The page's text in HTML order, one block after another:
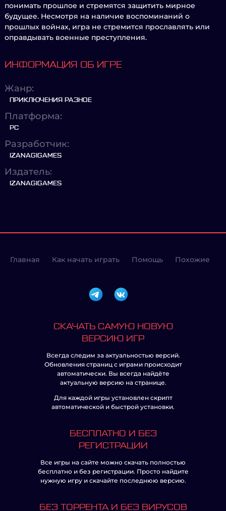
понимать прошлое и стремятся защитить мирное
будущее. Несмотря на наличие воспоминаний о
прошлых войнах, игра не стремится прославлять или
оправдывать военные преступления.
ИНФОРМАЦИЯ ОБ ИГРЕ
Жанр:
ПРИКЛЮЧЕНИЯ РАЗНОЕ
Платформа:
PC
Разработчик:
IZANAGIGAMES
Издатель:
IZANAGIGAMES
Главная Как начать играть Помощь Похожие
СКАЧАТЬ САМУЮ НОВУЮ
ВЕРСИЮ ИГР
Всегда следим за актуальностью версий.
Обновления страниц с играми происходит
автоматически. Вы всегда найдёте
актуальную версию на странице.
Для каждой игры установлен скрипт
автоматической и быстрой установки.
БЕСПЛАТНО И БЕЗ
РЕГИСТРАЦИИ
Все игры на сайте можно скачать полностью
бесплатно и без регистрации. Просто найдите
нужную игру и скачайте последнюю версию.
БЕЗ ТОРРЕНТА И БЕЗ ВИРУСОВ